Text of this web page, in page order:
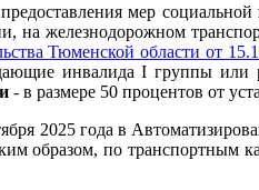
мер
на железнодорожном
Тюменской области от
инвалида I группы или
- в размере 50 процентов от
2025 года в
образом, по транспортным